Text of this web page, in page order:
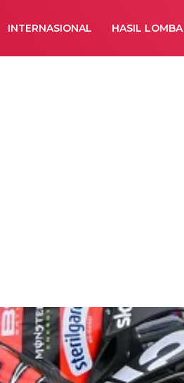
INTERNASIONAL HASIL LOMBA